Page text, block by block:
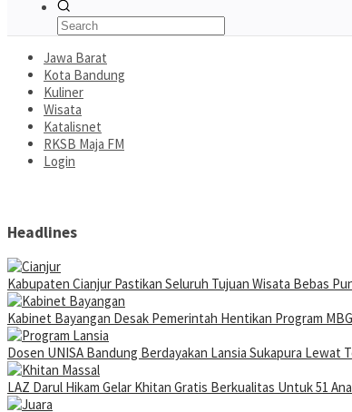
Jawa Barat
Kota Bandung
Kuliner
Wisata
Katalisnet
RKSB Maja FM
Login
Headlines
Kabupaten Cianjur Pastikan Seluruh Tujuan Wisata Bebas
Kabinet Bayangan Desak Pemerintah Hentikan Program MBG
Dosen UNISA Bandung Berdayakan Lansia Sukapura Lewat
LAZ Darul Hikam Gelar Khitan Gratis Berkualitas Untuk 51